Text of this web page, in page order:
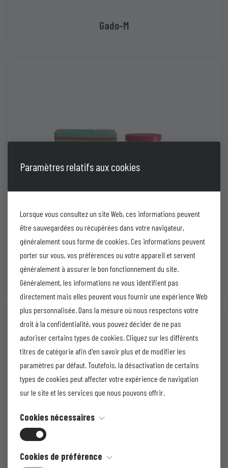
Gado-M
Gadote-M
Paramètres relatifs aux cookies
Lorsque vous consultez un site Web, ces informations peuvent
être sauvegardées ou récupérées dans votre navigateur,
généralement sous forme de cookies. Ces informations peuvent
porter sur vous, vos préférences ou votre appareil et servent
généralement à assurer le bon fonctionnement du site.
Généralement, les informations ne vous identifient pas
directement mais elles peuvent vous fournir une expérience Web
plus personnalisée. Dans la mesure où nous respectons votre
droit à la confidentialité, vous pouvez décider de ne pas
autoriser certains types de cookies. Cliquez sur les différents
titres de catégorie afin d'en savoir plus et de modifier les
paramètres par défaut. Toutefois, la désactivation de certains
types de cookies peut affecter votre expérience de navigation
sur le site et les services que nous pouvons offrir.
Cookies nécessaires
Ces cookies sont nécessaires au fonctionnement du site Web
Cookies de préférence